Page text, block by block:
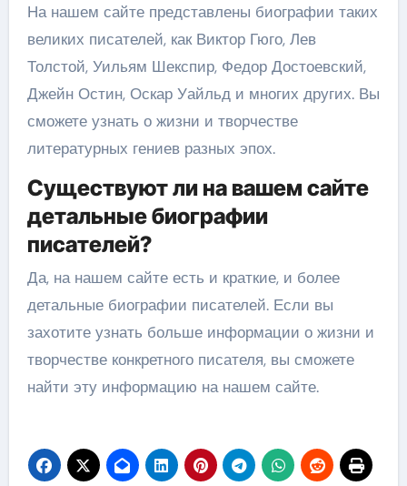
На нашем сайте представлены биографии таких
великих писателей, как Виктор Гюго, Лев
Толстой, Уильям Шекспир, Федор Достоевский,
Джейн Остин, Оскар Уайльд и многих других. Вы
сможете узнать о жизни и творчестве
литературных гениев разных эпох.
Существуют ли на вашем сайте
детальные биографии
писателей?
Да, на нашем сайте есть и краткие, и более
детальные биографии писателей. Если вы
захотите узнать больше информации о жизни и
творчестве конкретного писателя, вы сможете
найти эту информацию на нашем сайте.